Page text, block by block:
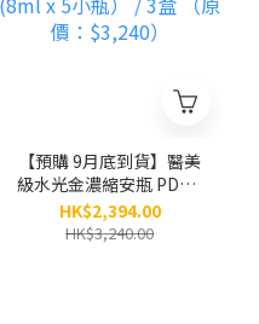
【預購 9月底到貨】醫美
級水光金濃縮安瓶 PDRN
x 黃金「小金瓶」(8ml x
5小瓶） / 3盒 （原價：
HK$2,394.00
HK$3,240.00